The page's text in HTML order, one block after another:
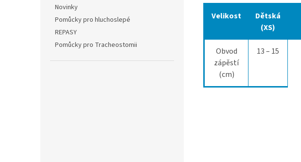
Novinky
Pomůcky pro hluchoslepé
REPASY
Pomůcky pro Tracheostomii
Velikost
Dětská
(XS)
Obvod
zápěstí
(cm)
13 – 15